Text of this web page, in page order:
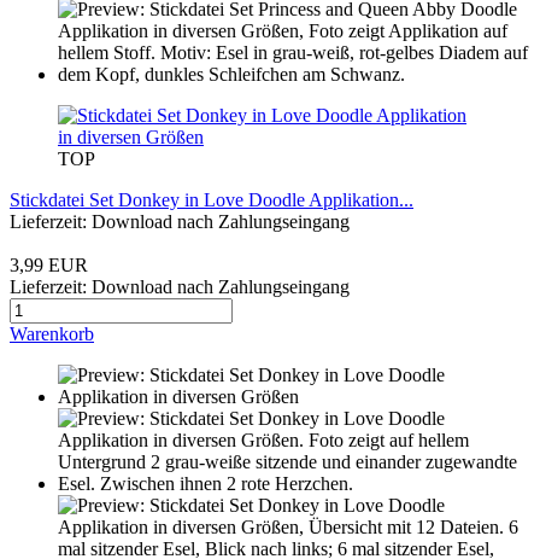
TOP
Stickdatei Set Donkey in Love Doodle Applikation...
Lieferzeit: Download nach Zahlungseingang
3,99 EUR
Lieferzeit: Download nach Zahlungseingang
Warenkorb